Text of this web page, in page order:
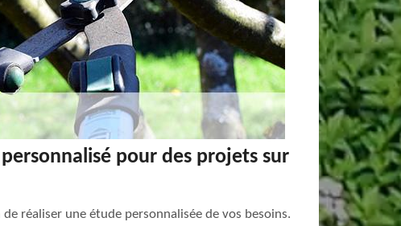
pour des projets sur
réaliser une étude personnalisée de vos besoins.